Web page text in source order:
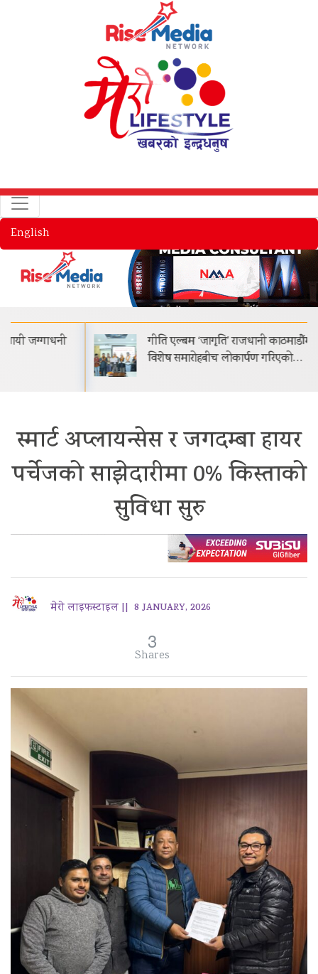
English
गीति एल्बम ‘जागृति’ राजधानी काठमाडौंमा आयोजित
विशेष समारोहबीच लोकार्पण गरिएको…
स्मार्ट अप्लायन्सेस र जगदम्बा हायर
पर्चेजको साझेदारीमा 0% किस्ताको
सुविधा सुरु
मेरो लाइफस्टाइल || 8 JANUARY, 2026
3
Shares